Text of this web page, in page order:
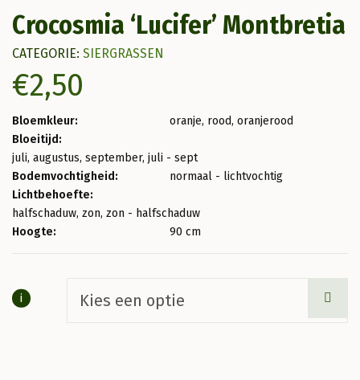
Crocosmia ‘Lucifer’ Montbretia
CATEGORIE: SIERGRASSEN
€2,50
Bloemkleur:
oranje, rood, oranjerood
Bloeitijd:
juli, augustus, september, juli - sept
Bodemvochtigheid:
normaal - lichtvochtig
Lichtbehoefte:
halfschaduw, zon, zon - halfschaduw
Hoogte:
90 cm
i